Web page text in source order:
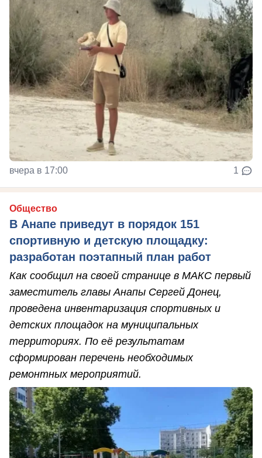
вчера в 17:00 1
Общество
В Анапе приведут в порядок 151
спортивную и детскую площадку:
разработан поэтапный план работ
Как сообщил на своей странице в МАКС первый
заместитель главы Анапы Сергей Донец,
проведена инвентаризация спортивных и
детских площадок на муниципальных
территориях. По её результатам
сформирован перечень необходимых
ремонтных мероприятий.